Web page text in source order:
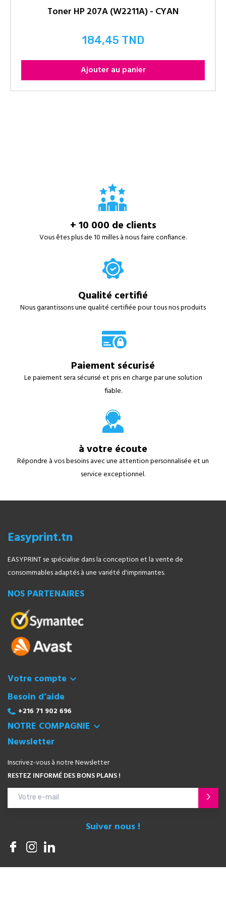
Toner HP 207A (W2211A) - CYAN
Prix
184,45 TND
Ajouter au panier
+ 10 000 de clients
Vous êtes plus de 10 milles à nous faire confiance.
Qualité certifié
Nous garantissons une qualité certifiée pour tous nos produits
Paiement sécurisé
Le paiement sera sécurisé et pris en charge par une solution
fiable.
à votre écoute
Répondre à vos besoins avec une attention personnalisée et un
service exceptionnel.
Easyprint.tn
EASYPRINT se spécialise dans la conception et la vente de
consommables adaptés à une variété d'imprimantes.
NOS PARTENAIRES
Votre compte 
Besoin d’aide
+216 71 902 696
NOTRE COMPAGNIE 
Newsletter
Inscrivez-vous à notre Newsletter
RESTEZ INFORMÉ DES BONS PLANS !
Suiver nous !